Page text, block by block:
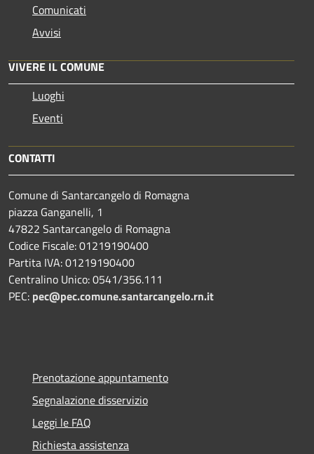
Comunicati
Avvisi
VIVERE IL COMUNE
Luoghi
Eventi
CONTATTI
Comune di Santarcangelo di Romagna
piazza Ganganelli, 1
47822 Santarcangelo di Romagna
Codice Fiscale: 01219190400
Partita IVA: 01219190400
Centralino Unico: 0541/356.111
PEC: pec@pec.comune.santarcangelo.rn.it
Prenotazione appuntamento
Segnalazione disservizio
Leggi le FAQ
Richiesta assistenza